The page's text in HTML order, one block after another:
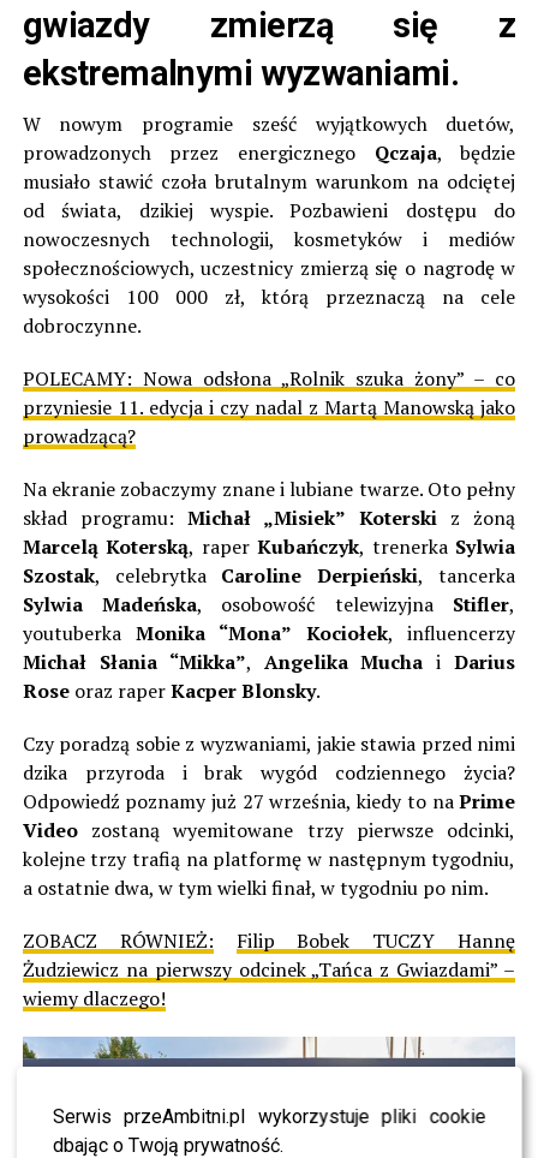
Serwis przeAmbitni.pl wykorzystuje pliki cookie
dbając o Twoją prywatność.
gwiazdy zmierzą się z
ekstremalnymi wyzwaniami.
W nowym programie sześć wyjątkowych duetów,
prowadzonych przez energicznego Qczaja, będzie
musiało stawić czoła brutalnym warunkom na odciętej
od świata, dzikiej wyspie. Pozbawieni dostępu do
nowoczesnych technologii, kosmetyków i mediów
społecznościowych, uczestnicy zmierzą się o nagrodę w
wysokości 100 000 zł, którą przeznaczą na cele
dobroczynne.
POLECAMY: Nowa odsłona „Rolnik szuka żony” – co
przyniesie 11. edycja i czy nadal z Martą Manowską jako
prowadzącą?
Na ekranie zobaczymy znane i lubiane twarze. Oto pełny
skład programu:Michał „Misiek” Koterskiz żoną
Marcelą Koterską, raperKubańczyk, trenerka Sylwia
Szostak, celebrytka Caroline Derpieński, tancerka
Sylwia Madeńska, osobowość telewizyjna Stifler,
youtuberkaMonika “Mona” Kociołek, influencerzy
Michał Słania “Mikka”, Angelika Mucha iDarius
Roseoraz raperKacper Blonsky.
Czy poradzą sobie z wyzwaniami, jakie stawia przed nimi
dzika przyroda i brak wygód codziennego życia?
Odpowiedź poznamy już 27 września, kiedy to naPrime
Videozostaną wyemitowane trzy pierwsze odcinki,
kolejne trzy trafią na platformę w następnym tygodniu,
a ostatnie dwa, w tym wielki finał, w tygodniu po nim.
ZOBACZ RÓWNIEŻ:
Filip Bobek TUCZY Hannę
Żudziewicz na pierwszy odcinek „Tańca z Gwiazdami” –
wiemy dlaczego!